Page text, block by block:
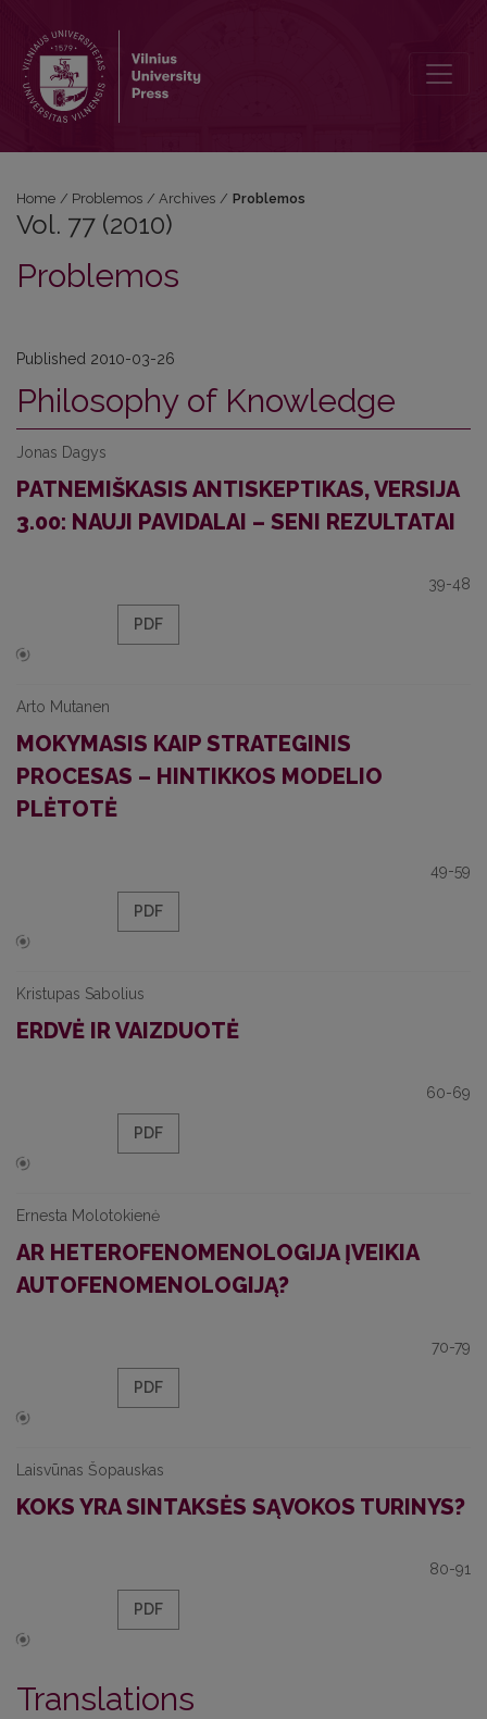
Home / Problemos / Archives / Problemos
Vol. 77 (2010)
Problemos
Published 2010-03-26
Philosophy of Knowledge
Jonas Dagys
PATNEMIŠKASIS ANTISKEPTIKAS, VERSIJA
3.00: NAUJI PAVIDALAI – SENI REZULTATAI
39-48
PDF
Arto Mutanen
MOKYMASIS KAIP STRATEGINIS
PROCESAS – HINTIKKOS MODELIO
PLĖTOTĖ
49-59
PDF
Kristupas Sabolius
ERDVĖ IR VAIZDUOTĖ
60-69
PDF
Ernesta Molotokienė
AR HETEROFENOMENOLOGIJA ĮVEIKIA
AUTOFENOMENOLOGIJĄ?
70-79
PDF
Laisvūnas Šopauskas
KOKS YRA SINTAKSĖS SĄVOKOS TURINYS?
80-91
PDF
Translations